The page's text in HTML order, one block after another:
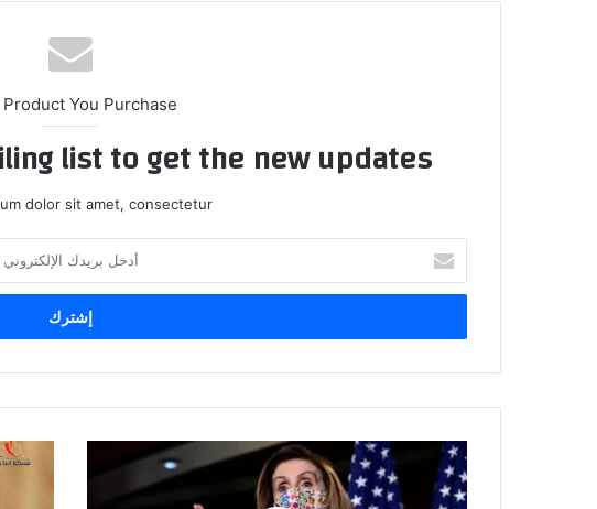
You Purchase
list to get the new updates!
dolor sit amet, consectetur.
بريدك
الإلكتروني
اقتحام
الكونغرس:
الديمقراطيون
التربية